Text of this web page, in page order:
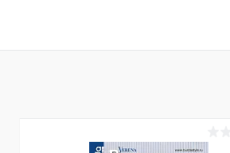
Купить в 1 клик К сравнению